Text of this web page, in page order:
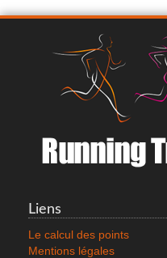
Liens
Le calcul des points
Mentions légales